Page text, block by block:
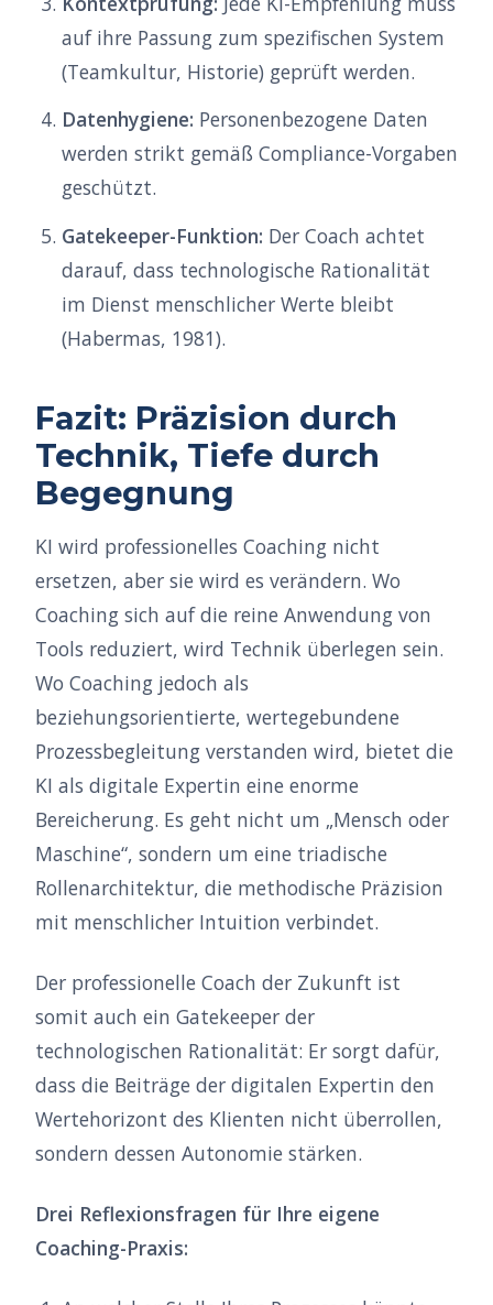
auf ihre Passung zum spezifischen System
(Teamkultur, Historie) geprüft werden.
Datenhygiene: Personenbezogene Daten
werden strikt gemäß Compliance-Vorgaben
geschützt.
Gatekeeper-Funktion: Der Coach achtet
darauf, dass technologische Rationalität
im Dienst menschlicher Werte bleibt
(Habermas, 1981).
Fazit: Präzision durch
Technik, Tiefe durch
Begegnung
KI wird professionelles Coaching nicht
ersetzen, aber sie wird es verändern. Wo
Coaching sich auf die reine Anwendung von
Tools reduziert, wird Technik überlegen sein.
Wo Coaching jedoch als
beziehungsorientierte, wertegebundene
Prozessbegleitung verstanden wird, bietet die
KI als digitale Expertin eine enorme
Bereicherung. Es geht nicht um „Mensch oder
Maschine“, sondern um eine triadische
Rollenarchitektur, die methodische Präzision
mit menschlicher Intuition verbindet.
Der professionelle Coach der Zukunft ist
somit auch ein Gatekeeper der
technologischen Rationalität: Er sorgt dafür,
dass die Beiträge der digitalen Expertin den
Wertehorizont des Klienten nicht überrollen,
sondern dessen Autonomie stärken.
Drei Reflexionsfragen für Ihre eigene
Coaching-Praxis: